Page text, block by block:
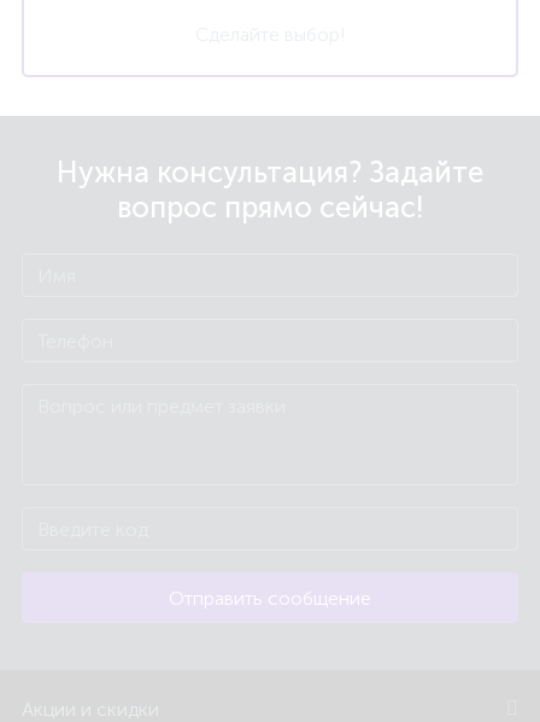
Нужна консультация? Задайте
вопрос прямо сейчас!
Отправить сообщение
Акции и скидки